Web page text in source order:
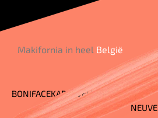
Makifornia in heel België
BONIFACEKARREVELDMERODERUE
NEUVE